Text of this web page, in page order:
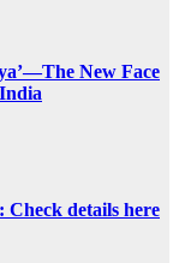
New Face
Check details here